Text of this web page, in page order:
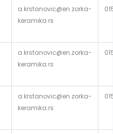
a.krstanovic@en.zorka-
keramika.rs
a.krstanovic@en.zorka-
keramika.rs
a.krstanovic@en.zorka-
keramika.rs